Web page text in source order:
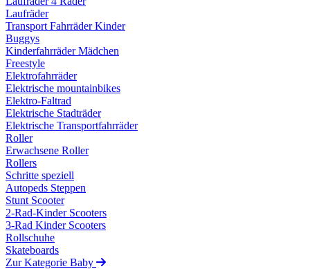
Laufräder
Transport Fahrräder Kinder
Buggys
Kinderfahrräder Mädchen
Freestyle
Elektrofahrräder
Elektrische mountainbikes
Elektro-Faltrad
Elektrische Stadträder
Elektrische Transportfahrräder
Roller
Erwachsene Roller
Rollers
Schritte speziell
Autopeds Steppen
Stunt Scooter
2-Rad-Kinder Scooters
3-Rad Kinder Scooters
Rollschuhe
Skateboards
Zur Kategorie Baby